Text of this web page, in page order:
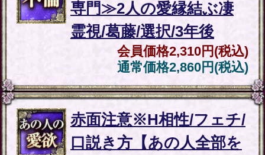
通常価格2,860円(税込)
最速キャリアUP仕事霊占
【望む成功＆昇給叶う】
あなたの才/転機/年収
会員価格1,760円(税込)
通常価格 2,200円(税込)
仕事/恋愛/人間関係【次あ